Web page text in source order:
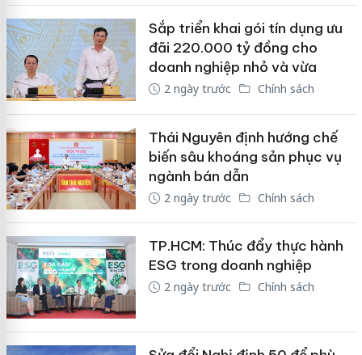
Sắp triển khai gói tín dụng ưu
đãi 220.000 tỷ đồng cho
doanh nghiệp nhỏ và vừa
2 ngày trước Chính sách
Thái Nguyên định hướng chế
biến sâu khoáng sản phục vụ
ngành bán dẫn
2 ngày trước Chính sách
TP.HCM: Thúc đẩy thực hành
ESG trong doanh nghiệp
2 ngày trước Chính sách